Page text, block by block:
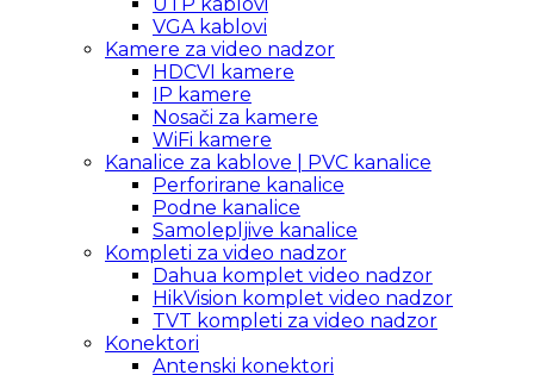
VGA kablovi
Kamere za video nadzor
HDCVI kamere
IP kamere
Nosači za kamere
WiFi kamere
Kanalice za kablove | PVC kanalice
Perforirane kanalice
Podne kanalice
Samolepljive kanalice
Kompleti za video nadzor
Dahua komplet video nadzor
HikVision komplet video nadzor
TVT kompleti za video nadzor
Konektori
Antenski konektori